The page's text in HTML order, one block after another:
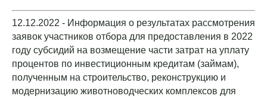
12.12.2022 - Информация о результатах рассмотрения
заявок участников отбора для предоставления в 2022
году субсидий на возмещение части затрат на уплату
процентов по инвестиционным кредитам (займам),
полученным на строительство, реконструкцию и
модернизацию животноводческих комплексов для